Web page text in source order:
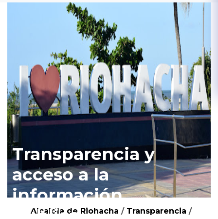
Transparencia y
acceso a la
información
Alcaldía de Riohacha / Transparencia /